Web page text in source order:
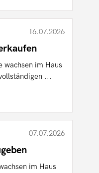
16.07.2026
wachsen im Haus
...
07.07.2026
im Haus